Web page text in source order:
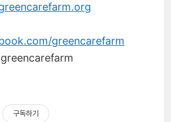
greencarefarm
구독하기